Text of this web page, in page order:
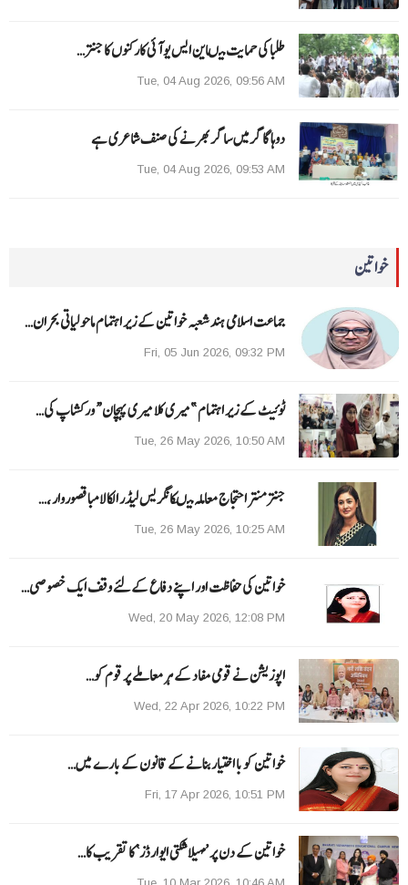
طلبا کی حمایت میںاین ایس یو آئی کارکنوں کا جنتر…
Tue, 04 Aug 2026, 09:56 AM
دوہا گاگر میں ساگر بھرنے کی صنف شاعری ہے
Tue, 04 Aug 2026, 09:53 AM
خواتین
جماعت اسلامی ہند شعبہ خواتین کے زیر اہتمام ماحولیاتی بحران…
Fri, 05 Jun 2026, 09:32 PM
ٹوئیٹ کے زیر اہتمام ”میری کلا میری پہچان“ ورکشاپ کی…
Tue, 26 May 2026, 10:50 AM
جنتر منتر احتجاج معاملہ میںکانگریس لیڈر الکا لامبا قصوروار ،…
Tue, 26 May 2026, 10:25 AM
خواتین کی حفاظت اور اپنے دفاع کےلئے وقف ایک خصوصی…
Wed, 20 May 2026, 12:08 PM
اپوزیشن نے قومی مفاد کے ہر معاملے پر قوم کو…
Wed, 22 Apr 2026, 10:22 PM
خواتین کو با اختیار بنانے کے قانون کے بارے میں…
Fri, 17 Apr 2026, 10:51 PM
خواتین کے دن پر ’مہیلا شکتی ایوارڈز‘ کا تقریب کا…